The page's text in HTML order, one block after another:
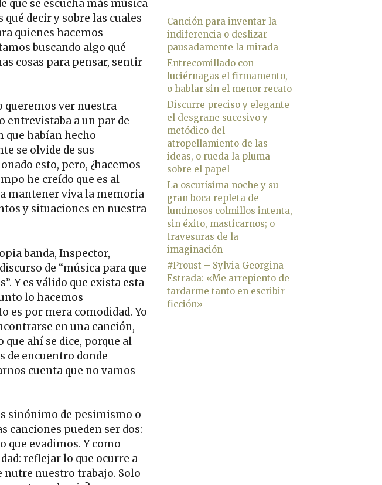
que se escucha más música
decir y sobre las cuales
quienes hacemos
buscando algo qué
cosas para pensar, sentir
queremos ver nuestra
entrevistaba a un par de
que habían hecho
se olvide de sus
esto, pero, ¿hacemos
he creído que es al
mantener viva la memoria
y situaciones en nuestra
banda, Inspector,
de “música para que
Y es válido que exista esta
lo hacemos
es por mera comodidad. Yo
en una canción,
ahí se dice, porque al
de encuentro donde
cuenta que no vamos
sinónimo de pesimismo o
canciones pueden ser dos:
evadimos. Y como
reflejar lo que ocurre a
nutre nuestro trabajo. Solo
Canción para inventar la
indiferencia o deslizar
pausadamente la mirada
Entrecomillado con
luciérnagas el firmamento,
o hablar sin el menor recato
Discurre preciso y elegante
el desgrane sucesivo y
metódico del
atropellamiento de las
ideas, o rueda la pluma
sobre el papel
La oscurísima noche y su
gran boca repleta de
luminosos colmillos intenta,
sin éxito, masticarnos; o
travesuras de la
imaginación
#Proust – Sylvia Georgina
Estrada: «Me arrepiento de
tardarme tanto en escribir
ficción»